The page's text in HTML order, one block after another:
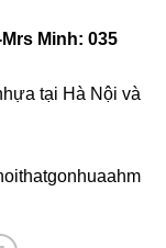
Minh: 035
tại Hà Nội và